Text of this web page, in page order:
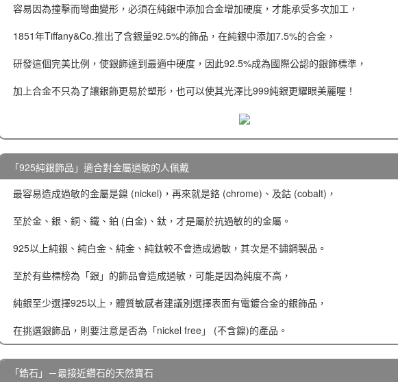
容易因為撞擊而彎曲變形，必須在純銀中添加合金增加硬度，才能承受多次加工，
1851年Tiffany&Co.推出了含銀量92.5%的飾品，在純銀中添加7.5%的合金，
研發這個完美比例，使銀飾達到最適中硬度，因此92.5%成為國際公認的銀飾標準，
加上合金不只為了讓銀飾更易於塑形，也可以使其光澤比999純銀更耀眼美麗喔！
「925純銀飾品」適合對金屬過敏的人佩戴
最容易造成過敏的金屬是鎳 (nickel)，再來就是鉻 (chrome)、及鈷 (cobalt)，
至於金、銀、銅、鐵、鉑 (白金)、鈦，才是屬於抗過敏的的金屬。
925以上純銀、純白金、純金、純鈦較不會造成過敏，其次是不鏽鋼製品。
至於有些標榜為「銀」的飾品會造成過敏，可能是因為純度不高，
純銀至少選擇925以上，體質敏感者建議別選擇表面有電鍍合金的銀飾品，
在挑選銀飾品，則要注意是否為「nickel free」 (不含鎳)的產品。
「鋯石」－最接近鑽石的天然寶石